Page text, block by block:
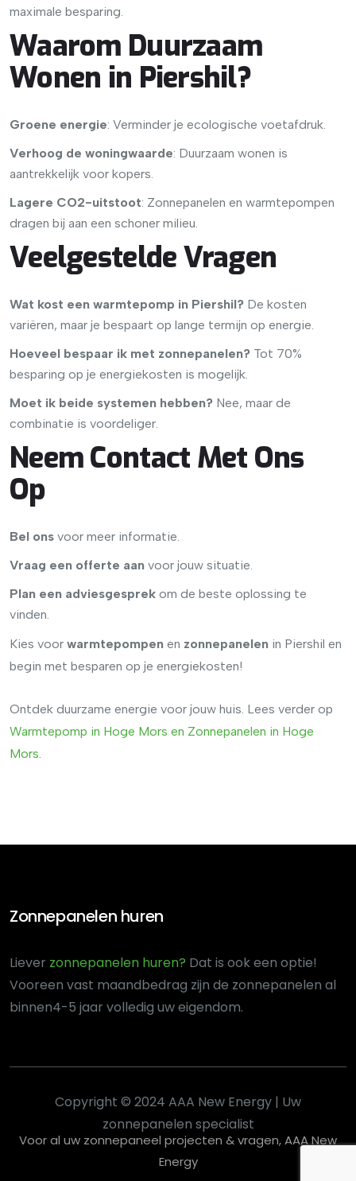
maximale besparing.
Waarom Duurzaam
Wonen in Piershil?
Groene energie: Verminder je ecologische voetafdruk.
Verhoog de woningwaarde: Duurzaam wonen is
aantrekkelijk voor kopers.
Lagere CO2-uitstoot: Zonnepanelen en warmtepompen
dragen bij aan een schoner milieu.
Veelgestelde Vragen
Wat kost een warmtepomp in Piershil? De kosten
variëren, maar je bespaart op lange termijn op energie.
Hoeveel bespaar ik met zonnepanelen? Tot 70%
besparing op je energiekosten is mogelijk.
Moet ik beide systemen hebben? Nee, maar de
combinatie is voordeliger.
Neem Contact Met Ons
Op
Bel ons voor meer informatie.
Vraag een offerte aan voor jouw situatie.
Plan een adviesgesprek om de beste oplossing te
vinden.
Kies voor warmtepompen en zonnepanelen in Piershil en
begin met besparen op je energiekosten!
Ontdek duurzame energie voor jouw huis. Lees verder op
Warmtepomp in Hoge Mors en Zonnepanelen in Hoge
Mors
Zonnepanelen huren
Liever zonnepanelen huren? Dat is ook een optie!
Vooreen vast maandbedrag zijn de zonnepanelen al
binnen4-5 jaar volledig uw eigendom.
Copyright © 2024 AAA New Energy | Uw
zonnepanelen specialist
Voor al uw zonnepaneel projecten & vragen, AAA New
Energy